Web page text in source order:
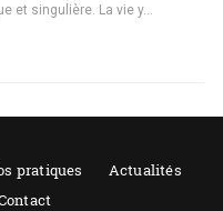
et singulière. La vie y…
pratiques
Actualités